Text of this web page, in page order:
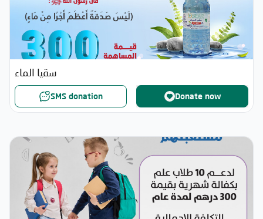
سقيا الماء
SMS donation Donate now